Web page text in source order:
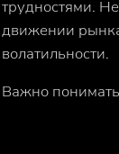
трудностями.
движении
волатильности.
Важно